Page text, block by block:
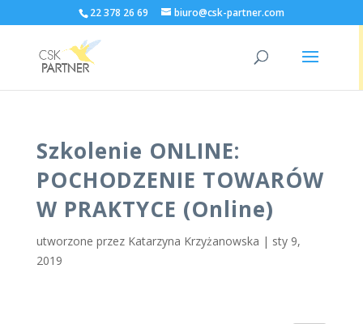
22 378 26 69 biuro@csk-partner.com
Szkolenie ONLINE:
POCHODZENIE TOWARÓW
W PRAKTYCE (Online)
utworzone przez Katarzyna Krzyżanowska | sty 9,
2019